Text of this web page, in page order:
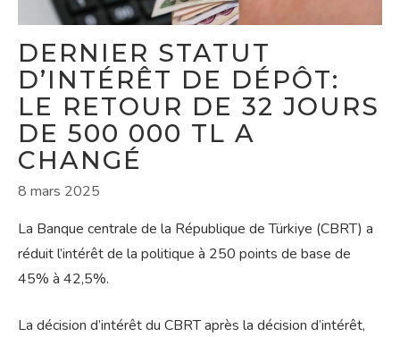
DERNIER STATUT
D’INTÉRÊT DE DÉPÔT:
LE RETOUR DE 32 JOURS
DE 500 000 TL A
CHANGÉ
8 mars 2025
La Banque centrale de la République de Türkiye (CBRT) a
réduit l’intérêt de la politique à 250 points de base de
45% à 42,5%.
La décision d’intérêt du CBRT après la décision d’intérêt,